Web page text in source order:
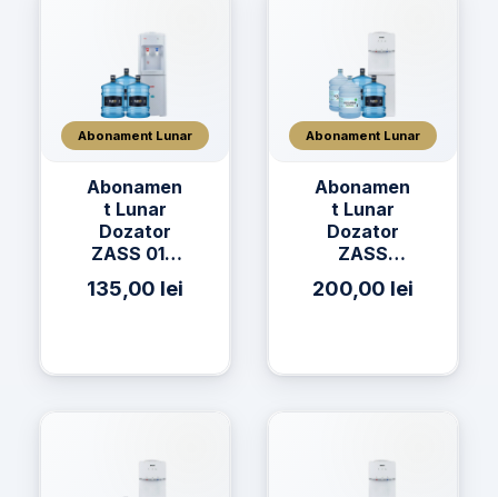
Abonament Lunar
Abonamen
t Lunar
Dozator
ZASS 01C
+ 3 x Apă
h2on 19L
135,00 lei
Abonament Lunar
Abonamen
t Lunar
Dozator
ZASS
17CNS + 2
x Apă h2on
200,00 lei